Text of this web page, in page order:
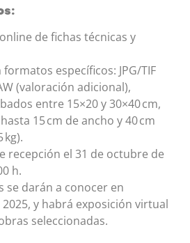
de fichas técnicas y
específicos: JPG/TIF
(valoración adicional),
entre 15×20 y 30×40 cm,
15 cm de ancho y 40 cm
kg).
recepción el 31 de octubre de
h.
se darán a conocer en
y habrá exposición virtual
seleccionadas.